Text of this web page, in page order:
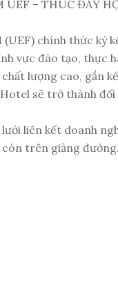
– THÚC ĐẨY
chính thức ký
vực đào tạo, thực
lượng cao, gắn
sẽ trở thành
liên kết doanh
trên giảng đường.